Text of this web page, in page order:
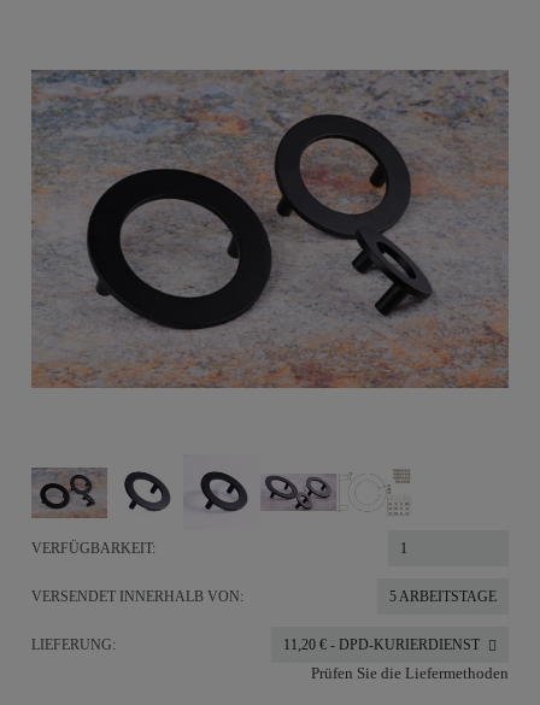
VERFÜGBARKEIT: 1
VERSENDET INNERHALB VON: 5 ARBEITSTAGE
LIEFERUNG: 11,20 € - DPD-KURIERDIENST
Prüfen Sie die Liefermethoden